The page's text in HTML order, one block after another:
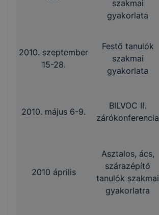
szakmai
gyakorlata
2010. szeptember
15-28.
Festő tanulók
szakmai
gyakorlata
2010. május 6-9.
BILVOC II.
zárókonferencia
2010 április
Asztalos, ács,
szárazépítő
tanulók szakmai
gyakorlatra